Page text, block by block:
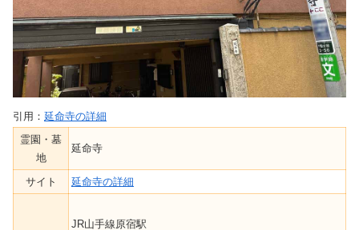
引用： 延命寺の詳細
霊園・墓
地
延命寺
サイト 延命寺の詳細
JR山手線原宿駅